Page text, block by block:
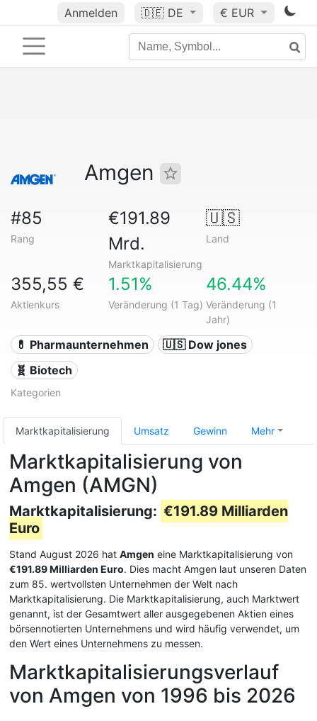
Anmelden 🇩🇪 DE € EUR
Amgen
#85
Rang
€191.89
Mrd.
Marktkapitalisierung
🇺🇸
Land
355,55 €
Aktienkurs
1.51%
Veränderung (1 Tag)
46.44%
Veränderung (1
Jahr)
💊 Pharmaunternehmen
🇺🇸 Dow jones
🧬 Biotech
Kategorien
Marktkapitalisierung Umsatz Gewinn Mehr
Marktkapitalisierung von
Amgen (AMGN)
Marktkapitalisierung: €191.89 Milliarden
Euro
Stand August 2026 hat Amgen eine Marktkapitalisierung von
€191.89 Milliarden Euro. Dies macht Amgen laut unseren Daten
zum 85. wertvollsten Unternehmen der Welt nach
Marktkapitalisierung. Die Marktkapitalisierung, auch Marktwert
genannt, ist der Gesamtwert aller ausgegebenen Aktien eines
börsennotierten Unternehmens und wird häufig verwendet, um
den Wert eines Unternehmens zu messen.
Marktkapitalisierungsverlauf
von Amgen von 1996 bis 2026